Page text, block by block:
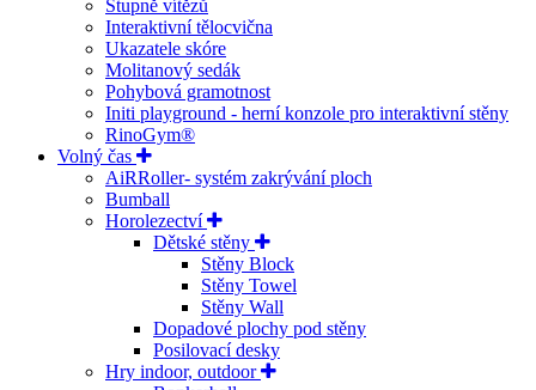
Stupně vítězů
Interaktivní tělocvična
Ukazatele skóre
Molitanový sedák
Pohybová gramotnost
Initi playground - herní konzole pro interaktivní stěny
RinoGym®
Volný čas
AiRRoller- systém zakrývání ploch
Bumball
Horolezectví
Dětské stěny
Stěny Block
Stěny Towel
Stěny Wall
Dopadové plochy pod stěny
Posilovací desky
Hry indoor, outdoor